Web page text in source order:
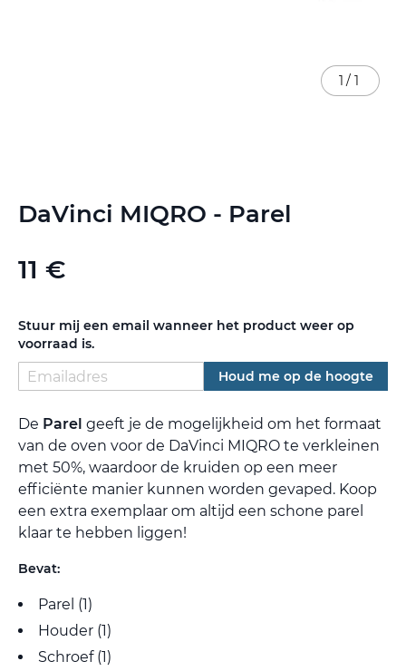
DaVinci MIQRO - Parel
11 €
Stuur mij een email wanneer het product weer op
voorraad is.
Houd me op de hoogte
De Parel geeft je de mogelijkheid om het formaat
van de oven voor de DaVinci MIQRO te verkleinen
met 50%, waardoor de kruiden op een meer
efficiënte manier kunnen worden gevaped. Koop
een extra exemplaar om altijd een schone parel
klaar te hebben liggen!
Bevat:
Parel (1)
Houder (1)
Schroef (1)
1 / 1
naar
van
gallerij